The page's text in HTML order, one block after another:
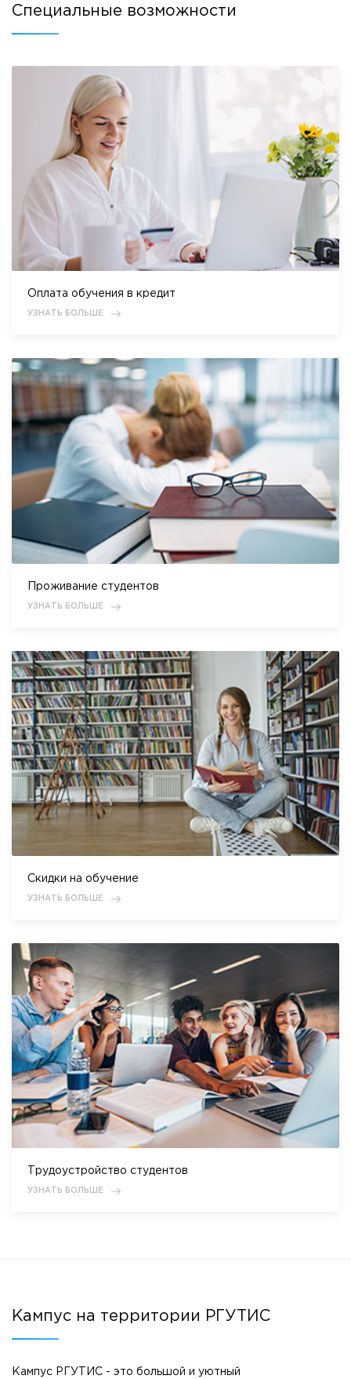
Специальные возможности
Оплата обучения в кредит
УЗНАТЬ БОЛЬШЕ
Проживание студентов
УЗНАТЬ БОЛЬШЕ
Скидки на обучение
УЗНАТЬ БОЛЬШЕ
Трудоустройство студентов
УЗНАТЬ БОЛЬШЕ
Кампус на территории РГУТИС
Кампус РГУТИС - это большой и уютный